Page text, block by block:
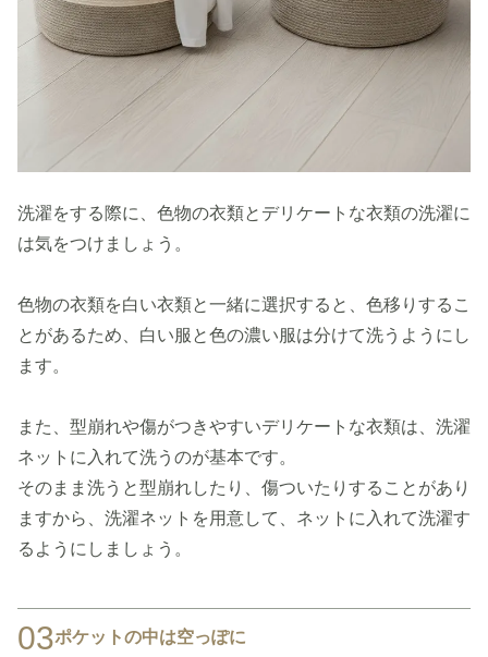
洗濯をする際に、色物の衣類とデリケートな衣類の洗濯に
は気をつけましょう。
色物の衣類を白い衣類と一緒に選択すると、色移りするこ
とがあるため、白い服と色の濃い服は分けて洗うようにし
ます。
また、型崩れや傷がつきやすいデリケートな衣類は、洗濯
ネットに入れて洗うのが基本です。
そのまま洗うと型崩れしたり、傷ついたりすることがあり
ますから、洗濯ネットを用意して、ネットに入れて洗濯す
るようにしましょう。
03ポケットの中は空っぽに